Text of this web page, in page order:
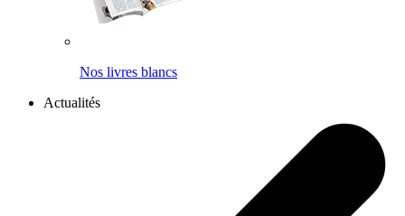
Nos livres blancs
Actualités